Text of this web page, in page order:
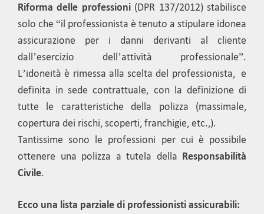
Riforma delle professioni(DPR 137/2012) stabilisce
solo che “il professionista è tenuto a stipulare idonea
assicurazione per i danni derivanti al cliente
dall’esercizio dell’attività professionale”.
L’idoneità è rimessa alla scelta del professionista, e
definita in sede contrattuale, con la definizione di
tutte le caratteristiche della polizza (massimale,
copertura dei rischi, scoperti, franchigie, etc.,).
Tantissime sono le professioni per cui è possibile
ottenere una polizza a tutela della Responsabilità
Civile.
Ecco una lista parziale di professionisti assicurabili: